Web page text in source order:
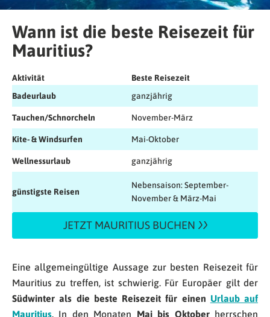
Wann ist die beste Reisezeit für
Mauritius?
Aktivität
Beste Reisezeit
Badeurlaub
ganzjährig
Tauchen/Schnorcheln November-März
Kite- & Windsurfen Mai-Oktober
Wellnessurlaub ganzjährig
günstigste Reisen
Nebensaison: September-
November & März-Mai
JETZT MAURITIUS BUCHEN
Eine allgemeingültige Aussage zur besten Reisezeit für
Mauritius zu treffen, ist schwierig. Für Europäer gilt der
Südwinter als die beste Reisezeit für einen Urlaub auf
Mauritius. In den Monaten Mai bis Oktoberherrschen